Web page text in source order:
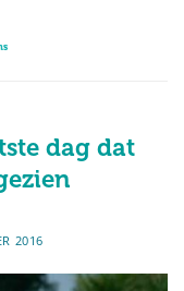
dag dat
2016